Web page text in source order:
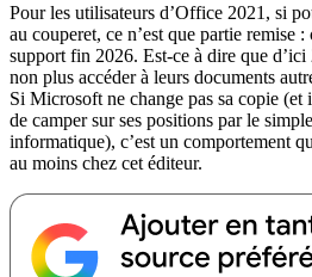
Pour les utilisateurs d’Office 2021, si
au couperet, ce n’est que partie remise
support fin 2026. Est-ce à dire que
non plus accéder à leurs documents
Si Microsoft ne change pas sa copie (et
de camper sur ses positions par le
informatique), c’est un comportement
au moins chez cet éditeur.